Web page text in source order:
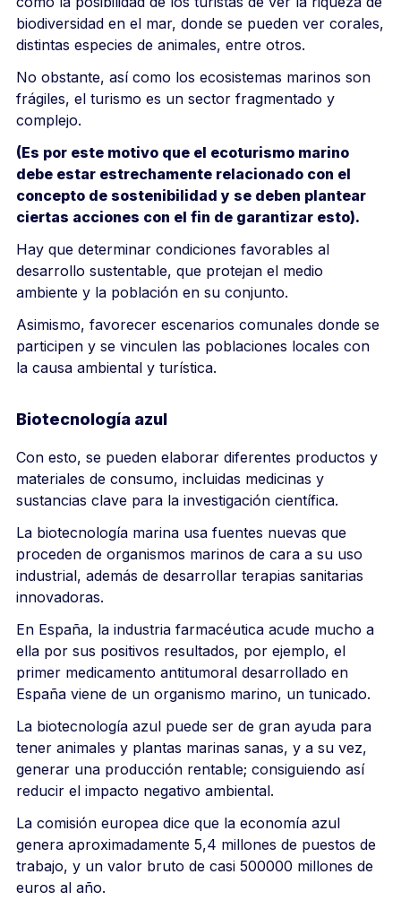
biodiversidad en el mar, donde se pueden ver corales,
distintas especies de animales, entre otros.
No obstante, así como los ecosistemas marinos son
frágiles, el turismo es un sector fragmentado y
complejo.
(Es por este motivo que el ecoturismo marino
debe estar estrechamente relacionado con el
concepto de sostenibilidad y se deben plantear
ciertas acciones con el fin de garantizar esto).
Hay que determinar condiciones favorables al
desarrollo sustentable, que protejan el medio
ambiente y la población en su conjunto.
Asimismo, favorecer escenarios comunales donde se
participen y se vinculen las poblaciones locales con
la causa ambiental y turística.
Biotecnología azul
Con esto, se pueden elaborar diferentes productos y
materiales de consumo, incluidas medicinas y
sustancias clave para la investigación científica.
La biotecnología marina usa fuentes nuevas que
proceden de organismos marinos de cara a su uso
industrial, además de desarrollar terapias sanitarias
innovadoras.
En España, la industria farmacéutica acude mucho a
ella por sus positivos resultados, por ejemplo, el
primer medicamento antitumoral desarrollado en
España viene de un organismo marino, un tunicado.
La biotecnología azul puede ser de gran ayuda para
tener animales y plantas marinas sanas, y a su vez,
generar una producción rentable; consiguiendo así
reducir el impacto negativo ambiental.
La comisión europea dice que la economía azul
genera aproximadamente 5,4 millones de puestos de
trabajo, y un valor bruto de casi 500000 millones de
euros al año.